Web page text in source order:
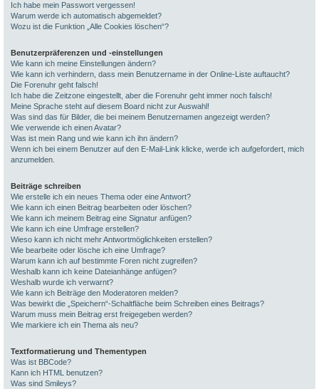
Ich habe mein Passwort vergessen!
Warum werde ich automatisch abgemeldet?
Wozu ist die Funktion „Alle Cookies löschen“?
Benutzerpräferenzen und -einstellungen
Wie kann ich meine Einstellungen ändern?
Wie kann ich verhindern, dass mein Benutzername in der Online-Liste auftaucht?
Die Forenuhr geht falsch!
Ich habe die Zeitzone eingestellt, aber die Forenuhr geht immer noch falsch!
Meine Sprache steht auf diesem Board nicht zur Auswahl!
Was sind das für Bilder, die bei meinem Benutzernamen angezeigt werden?
Wie verwende ich einen Avatar?
Was ist mein Rang und wie kann ich ihn ändern?
Wenn ich bei einem Benutzer auf den E-Mail-Link klicke, werde ich aufgefordert, mich
anzumelden.
Beiträge schreiben
Wie erstelle ich ein neues Thema oder eine Antwort?
Wie kann ich einen Beitrag bearbeiten oder löschen?
Wie kann ich meinem Beitrag eine Signatur anfügen?
Wie kann ich eine Umfrage erstellen?
Wieso kann ich nicht mehr Antwortmöglichkeiten erstellen?
Wie bearbeite oder lösche ich eine Umfrage?
Warum kann ich auf bestimmte Foren nicht zugreifen?
Weshalb kann ich keine Dateianhänge anfügen?
Weshalb wurde ich verwarnt?
Wie kann ich Beiträge den Moderatoren melden?
Was bewirkt die „Speichern“-Schaltfläche beim Schreiben eines Beitrags?
Warum muss mein Beitrag erst freigegeben werden?
Wie markiere ich ein Thema als neu?
Textformatierung und Thementypen
Was ist BBCode?
Kann ich HTML benutzen?
Was sind Smileys?